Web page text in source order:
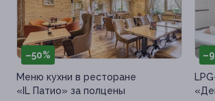
–50%
Меню кухни в ресторане
«IL Патио» за полцены